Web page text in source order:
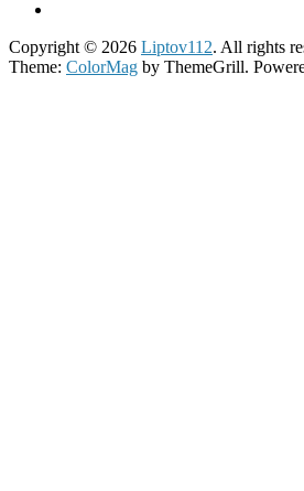
Copyright © 2026 Liptov112. All rights
Theme: ColorMag by ThemeGrill.